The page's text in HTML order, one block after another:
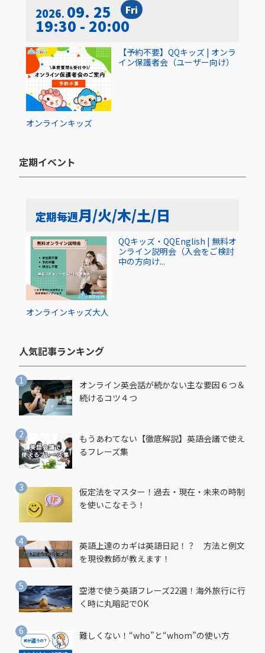
2026 09. 25 Fri
19:30 - 20:00
オンラインキッズ
【予約不要】QQキッズ | オンラ
イン保護者会（ユーザー向け）
定期イベント​
定期毎週月/火/木/土/日
オンラインキッズ大人
QQキッズ・QQEnglish | 無料オ
ンライン説明会（入会をご検討
中の方向け...
人気記事ランキング​
オンライン英会話が続かない主な要因６つ＆
続けるコツ４つ
もうあわてない【徹底解説】英語会議で使え
るフレーズ集
仮定法をマスター！過去・現在・未来の時制
を使いこなそう！
英語上達のカギは英語日記！？ 方法と例文
を現役教師が教えます！
空港で使う英語フレーズ22選！海外旅行に行
く時に丸暗記でOK
難しくない！“who”と“whom”の使い方